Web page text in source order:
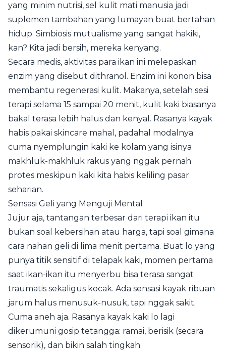
yang minim nutrisi, sel kulit mati manusia jadi
suplemen tambahan yang lumayan buat bertahan
hidup. Simbiosis mutualisme yang sangat hakiki,
kan? Kita jadi bersih, mereka kenyang.
Secara medis, aktivitas para ikan ini melepaskan
enzim yang disebut dithranol. Enzim ini konon bisa
membantu regenerasi kulit. Makanya, setelah sesi
terapi selama 15 sampai 20 menit, kulit kaki biasanya
bakal terasa lebih halus dan kenyal. Rasanya kayak
habis pakai skincare mahal, padahal modalnya
cuma nyemplungin kaki ke kolam yang isinya
makhluk-makhluk rakus yang nggak pernah
protes meskipun kaki kita habis keliling pasar
seharian.
Sensasi Geli yang Menguji Mental
Jujur aja, tantangan terbesar dari terapi ikan itu
bukan soal kebersihan atau harga, tapi soal gimana
cara nahan geli di lima menit pertama. Buat lo yang
punya titik sensitif di telapak kaki, momen pertama
saat ikan-ikan itu menyerbu bisa terasa sangat
traumatis sekaligus kocak. Ada sensasi kayak ribuan
jarum halus menusuk-nusuk, tapi nggak sakit.
Cuma aneh aja. Rasanya kayak kaki lo lagi
dikerumuni gosip tetangga: ramai, berisik (secara
sensorik), dan bikin salah tingkah.